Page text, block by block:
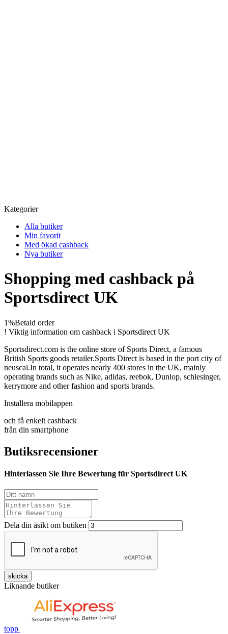
Kategorier
Alla butiker
Min favorit
Med ökad cashback
Nya butiker
Shopping med cashback på
Sportsdirect UK
1%Betald order
! Viktig information om cashback i Sportsdirect UK
Sportsdirect.com is the online store of Sports Direct, a famous
British Sports goods retailer.Sports Direct is based in the port city of
neuscal.In total, it operates nearly 400 stores in the UK, mainly
operating brands such as Nike, adidas, reebok, Dunlop, schlesinger,
kerrymore and other fashion and sports brands.
Installera mobilappen
och få enkelt cashback
från din smartphone
Butiksrecensioner
Hinterlassen Sie Ihre Bewertung für Sportsdirect UK
Dela din åsikt om butiken
skicka
Liknande butiker
topp